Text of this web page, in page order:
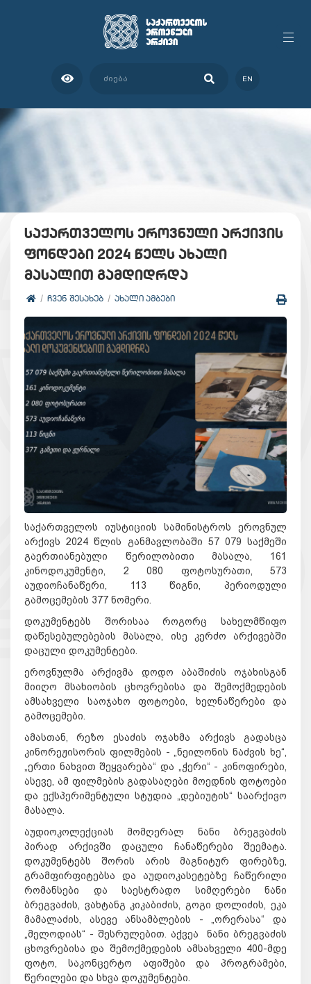
EN
საქართველოს ეროვნული არქივის
ფონდები 2024 წელს ახალი
მასალით გამდიდრდა
ᲩᲕᲔᲜ ᲨᲔᲡᲐᲮᲔᲑ ᲐᲮᲐᲚᲘ ᲐᲛᲑᲔᲑᲘ
საქართველოს იუსტიციის სამინისტროს ეროვნულ
არქივს 2024 წლის განმავლობაში 57 079 საქმეში
გაერთიანებული
წერილობითი მასალა , 161
კინოდოკუმენტი 2 080 ფოტოსურათი
573
აუდიოჩანაწერი , 113წიგნი ,პერიოდული
გამოცემების 377 ნომერი
დოკუმენტებს შორისაა როგორც სახელმწიფო
დაწესებულებების მასალა, ისე კერძო არქივებში
დაცული დოკუმენტები.
ეროვნულმა
არქივმა დოდო აბაშიძის
ოჯახისგან
მიიღო
მსახიობის ცხოვრებისა და
შემოქმედების
ამსახველი
საოჯახო ფოტოები ხელნაწერები
და
გამოცემები
ამასთან ,რეზო ესაძის ოჯახმა არქივს
გადასცა
კინორეჟისორის ფილმების - „ნეილონის ნაძვის ხე“,
ერთი ნახვით შეყვარება“და ჭერი“ - კინოფირები
ასევე ამ ფილმების გადასაღები მოედნის ფოტოები
და ექსპერიმენტული სტუდია დებიუტის“ საარქივო
მასალა
აუდიოკოლექციას
მომღერალ ნანი
ბრეგვაძის
პირად
არქივში დაცული ჩანაწერები შეემატა
დოკუმენტებს შორის არის მაგნიტურ ფირებზე,
გრამფირფიტებსა და აუდიოკასეტებზე ჩაწერილი
რომანსები და საესტრადო სიმღერები ნანი
ბრეგვაძის, ვახტანგ კიკაბიძის, გოგი დოლიძის, ეკა
მამალაძის, ასევე ანსამბლების - „ორერასა“ და
„მელოდიას“ - შესრულებით. აქვეა ნანი ბრეგვაძის
ცხოვრებისა და შემოქმედების ამსახველი 400-მდე
ფოტო, საკონცერტო აფიშები და პროგრამები,
წერილები და სხვა დოკუმენტები.